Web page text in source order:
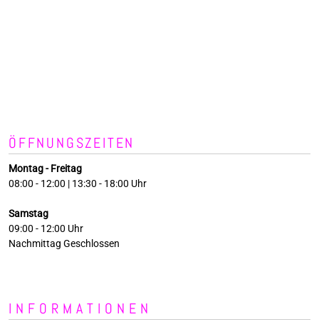
ÖFFNUNGSZEITEN
Montag - Freitag
08:00 - 12:00 | 13:30 - 18:00 Uhr
Samstag
09:00 - 12:00 Uhr
Nachmittag Geschlossen
INFORMATIONEN